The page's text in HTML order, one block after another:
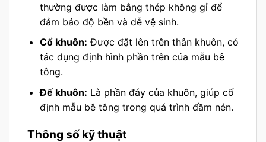
thường được làm bằng thép không gỉ để
đảm bảo độ bền và dễ vệ sinh.
Cổ khuôn: Được đặt lên trên thân khuôn, có
tác dụng định hình phần trên của mẫu bê
tông.
Đế khuôn: Là phần đáy của khuôn, giúp cố
định mẫu bê tông trong quá trình đầm nén.
Thông số kỹ thuật